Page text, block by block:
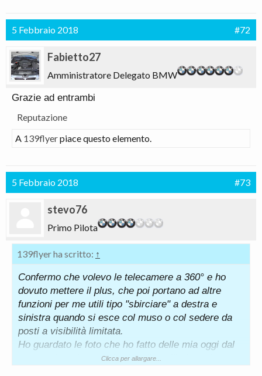
5 Febbraio 2018 #72
Fabietto27
Amministratore Delegato BMW
Grazie ad entrambi
Reputazione
A 139flyerpiace questo elemento.
5 Febbraio 2018 #73
stevo76
Primo Pilota
139flyer ha scritto: ↑
Confermo che volevo le telecamere a 360° e ho
dovuto mettere il plus, che poi portano ad altre
funzioni per me utili tipo "sbirciare" a destra e
sinistra quando si esce col muso o col sedere da
posti a visibilità limitata.
Ho guardato le foto che ho fatto delle mia oggi dal
concessionario e credo che gli ugelli siano da
Clicca per allargare...